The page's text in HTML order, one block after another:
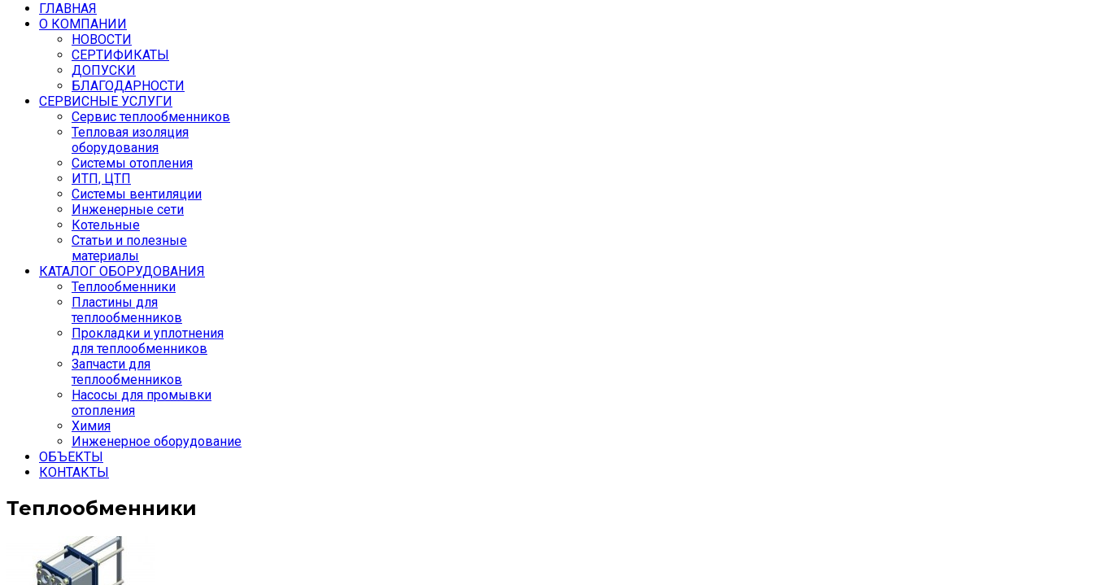
ГЛАВНАЯ
О КОМПАНИИ
НОВОСТИ
СЕРТИФИКАТЫ
ДОПУСКИ
БЛАГОДАРНОСТИ
СЕРВИСНЫЕ УСЛУГИ
Сервис теплообменников
Тепловая изоляция
оборудования
Системы отопления
ИТП, ЦТП
Системы вентиляции
Инженерные сети
Котельные
Статьи и полезные
материалы
КАТАЛОГ ОБОРУДОВАНИЯ
Теплообменники
Пластины для
теплообменников
Прокладки и уплотнения
для теплообменников
Запчасти для
теплообменников
Насосы для промывки
отопления
Химия
Инженерное оборудование
ОБЪЕКТЫ
КОНТАКТЫ
Теплообменники